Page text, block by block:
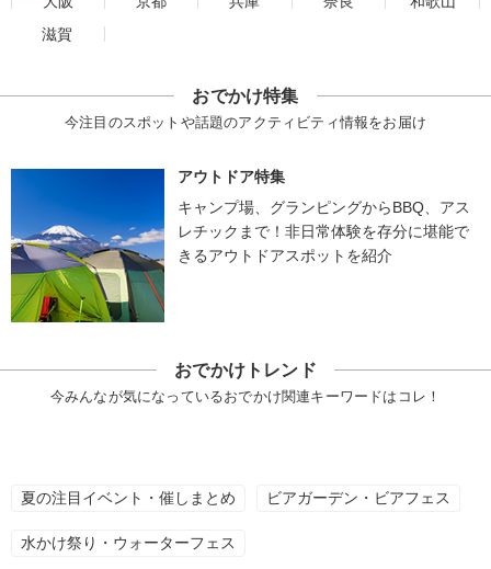
滋賀
おでかけ特集
今注目のスポットや話題のアクティビティ情報をお届け
アウトドア特集
キャンプ場、グランピングからBBQ、アス
レチックまで！非日常体験を存分に堪能で
きるアウトドアスポットを紹介
おでかけトレンド
今みんなが気になっているおでかけ関連キーワードはコレ！
夏の注目イベント・催しまとめ ビアガーデン・ビアフェス
水かけ祭り・ウォーターフェス